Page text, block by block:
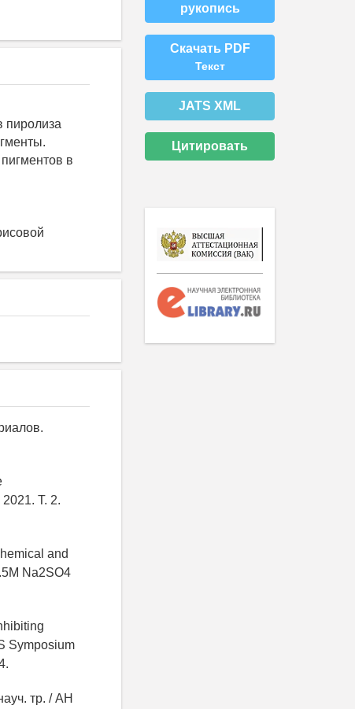
пиролиза
в
Т. 2.
and
Na2SO4
Symposium
тр. / АН
рукопись
Скачать PDF
Текст
JATS XML
Цитировать